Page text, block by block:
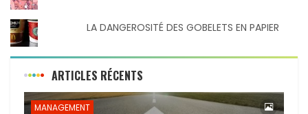
LA DANGEROSITÉ DES GOBELETS EN PAPIER
ARTICLES RÉCENTS
MANAGEMENT